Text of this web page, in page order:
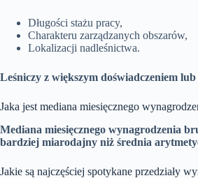
Długości stażu pracy,
Charakteru zarządzanych obszarów,
Lokalizacji nadleśnictwa.
Leśniczy z większym doświadczeniem
Jaka jest mediana miesięcznego
Mediana miesięcznego wynagrodzenia
bardziej miarodajny niż średnia
Jakie są najczęściej spotykane przedziały